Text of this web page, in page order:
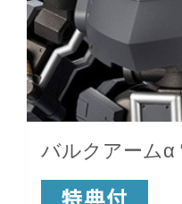
バルクアームα